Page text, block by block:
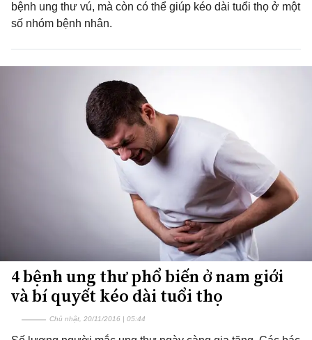
bệnh ung thư vú, mà còn có thể giúp kéo dài tuổi thọ ở một
số nhóm bệnh nhân.
4 bệnh ung thư phổ biến ở nam giới
và bí quyết kéo dài tuổi thọ
Chủ nhật, 20/11/2016 | 05:44